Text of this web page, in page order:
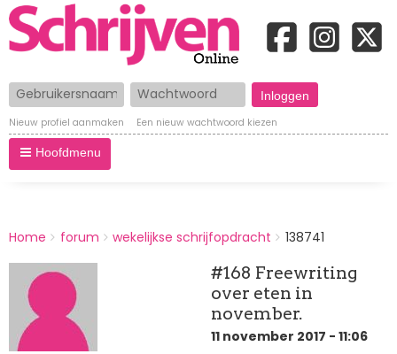
Gebruikersnaam Wachtwoord
Nieuw profiel aanmaken Een nieuw wachtwoord kiezen
Hoofdmenu
BREADCRUMBS
You
here:
Home forum wekelijkse schrijfopdracht 138741
#168 Freewriting
over eten in
november.
11 november 2017 - 11:06